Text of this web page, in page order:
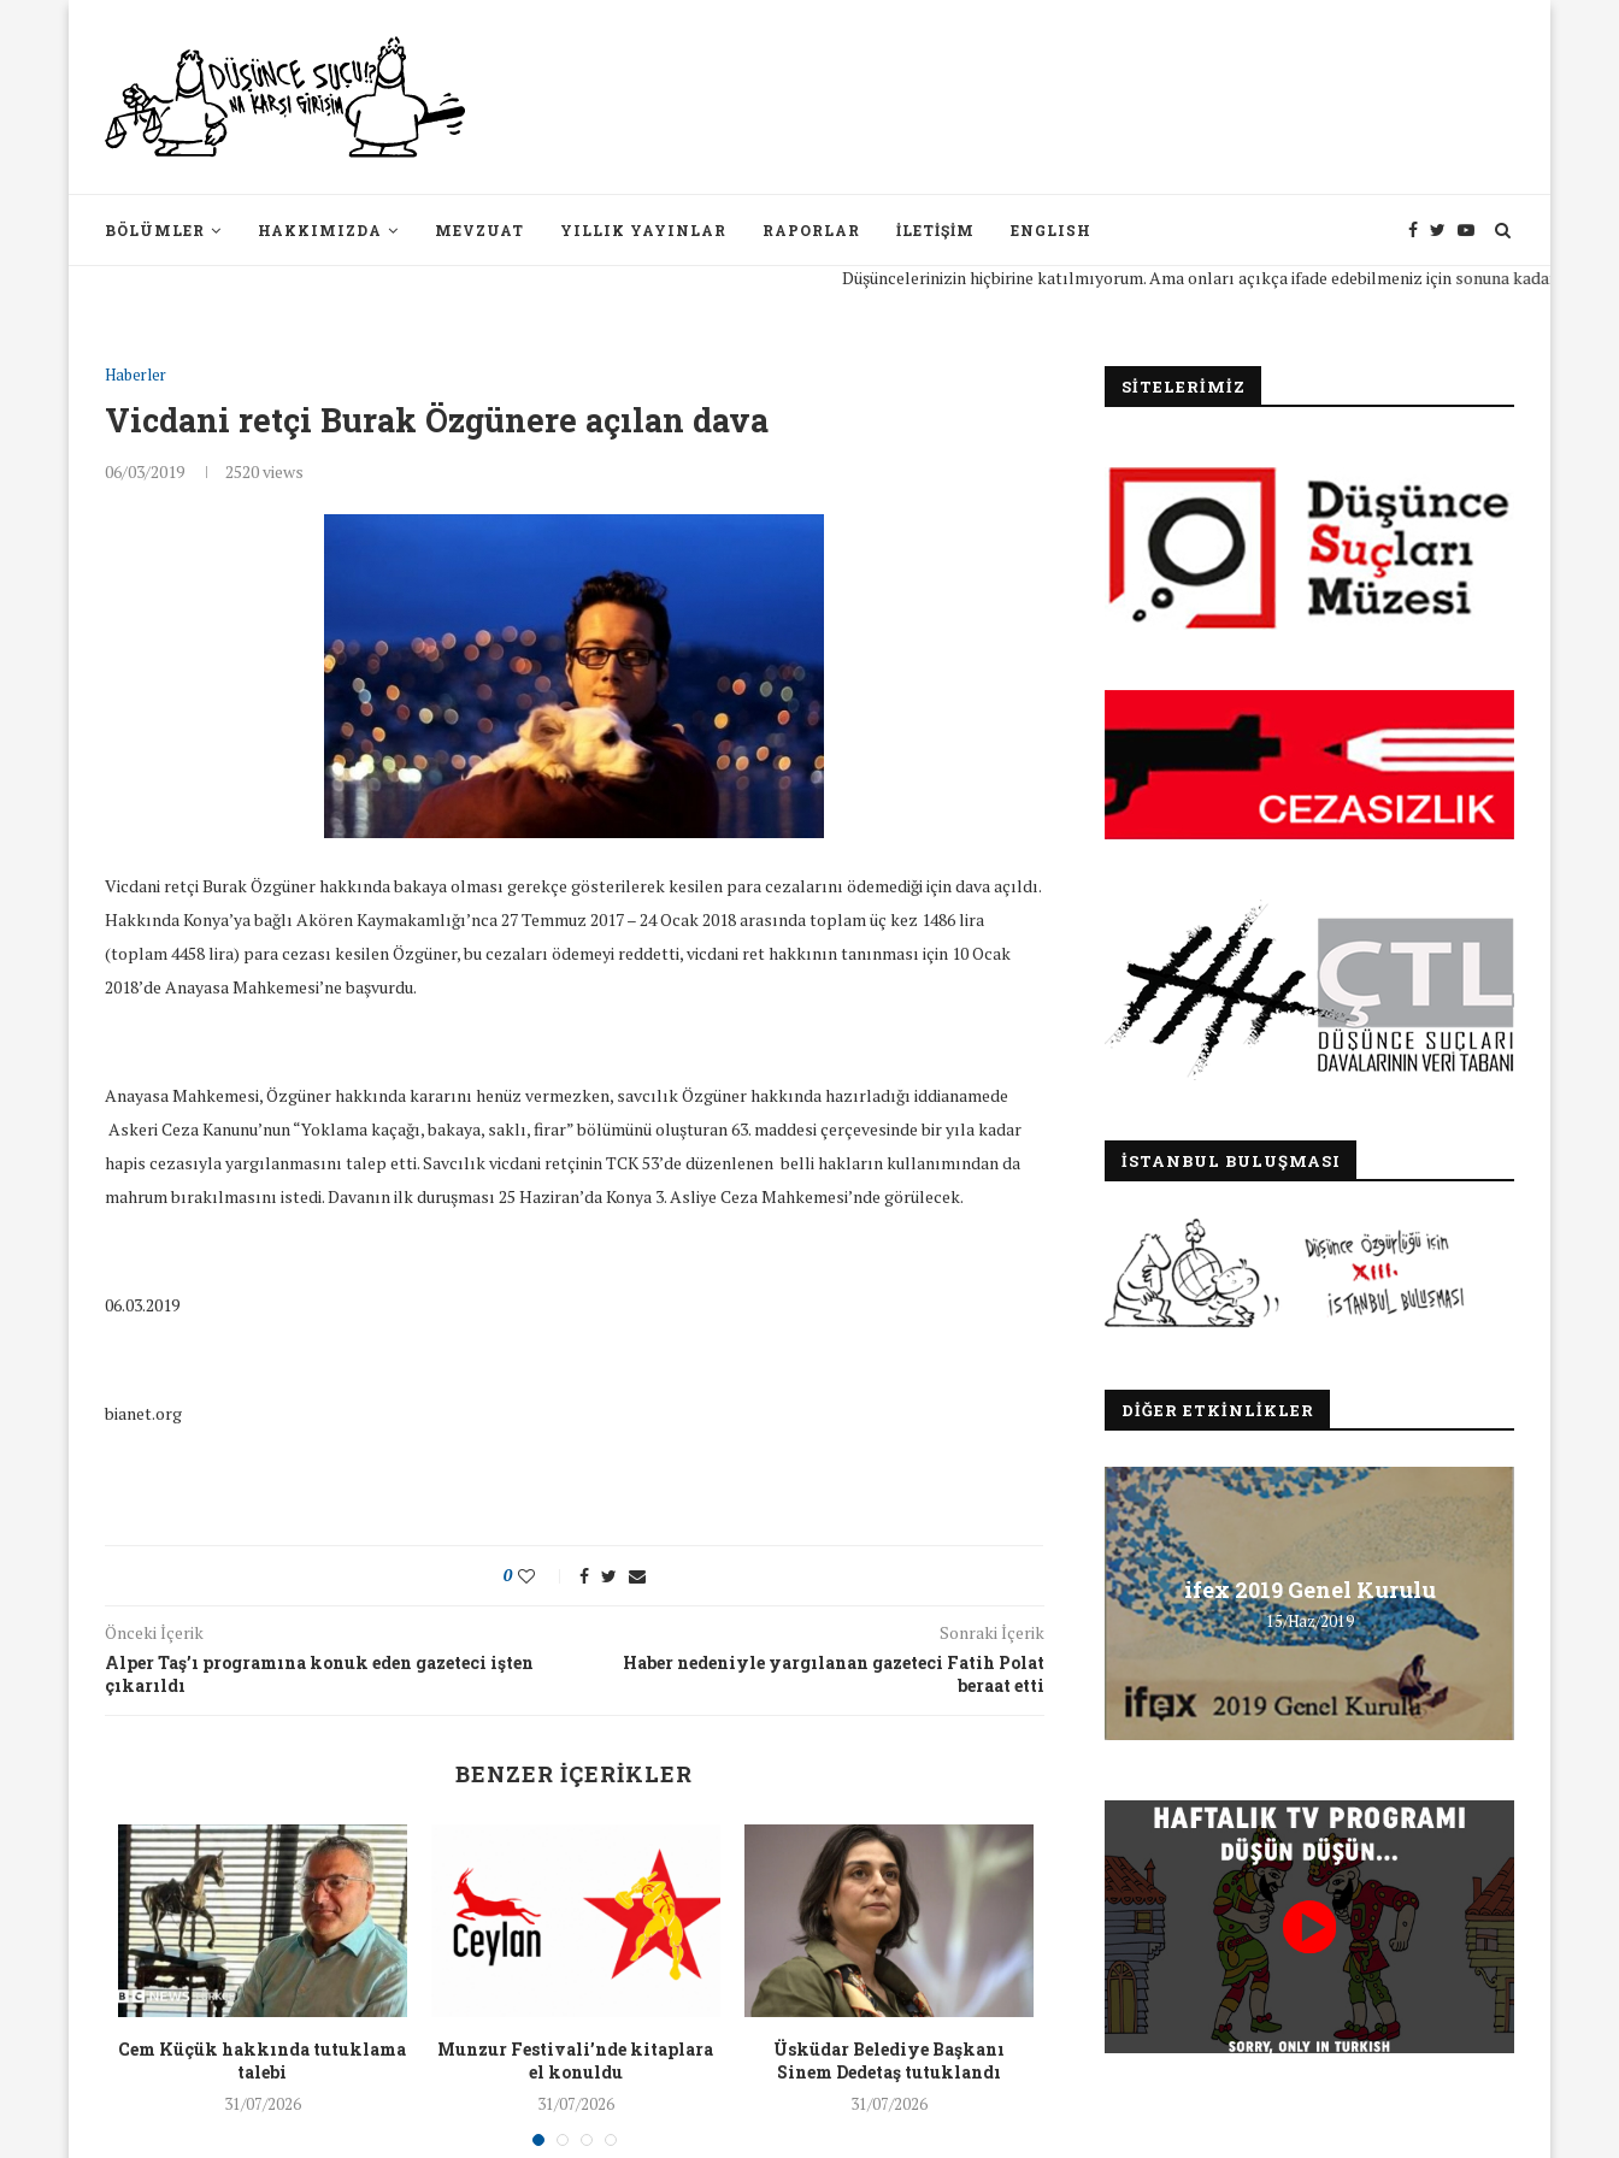
BÖLÜMLER HAKKIMIZDA MEVZUAT YILLIK YAYINLAR RAPORLAR İLETIŞIM ENGLISH
Düşüncelerinizin hiçbirine katılmıyorum. Ama onları açıkça ifade edebilmeniz için sonuna kadar yanınızda
Haberler
Vicdani retçi Burak Özgünere açılan dava
06/03/2019 2520views
Vicdani retçi Burak Özgüner hakkında bakaya olması gerekçe gösterilerek kesilen para cezalarını ödemediği için dava açıldı.
Hakkında Konya’ya bağlı Akören Kaymakamlığı’nca 27 Temmuz 2017 – 24 Ocak 2018 arasında toplam üç kez 1486 lira
(toplam 4458 lira) para cezası kesilen Özgüner, bu cezaları ödemeyi reddetti, vicdani ret hakkının tanınması için 10 Ocak
2018’de Anayasa Mahkemesi’ne başvurdu.
Anayasa Mahkemesi, Özgüner hakkında kararını henüz vermezken, savcılık Özgüner hakkında hazırladığı iddianamede
Askeri Ceza Kanunu’nun “Yoklama kaçağı, bakaya, saklı, firar” bölümünü oluşturan 63. maddesi çerçevesinde bir yıla kadar
hapis cezasıyla yargılanmasını talep etti. Savcılık vicdani retçinin TCK 53’de düzenlenen belli hakların kullanımından da
mahrum bırakılmasını istedi. Davanın ilk duruşması 25 Haziran’da Konya 3. Asliye Ceza Mahkemesi’nde görülecek.
06.03.2019
bianet.org
0
Önceki İçerik
Alper Taş’ı programına konuk eden gazeteci işten
çıkarıldı
Sonraki İçerik
Haber nedeniyle yargılanan gazeteci Fatih Polat
beraat etti
BENZER İÇERIKLER
Cem Küçük hakkında tutuklama
talebi
31/07/2026
Munzur Festivali’nde kitaplara
el konuldu
31/07/2026
Üsküdar Belediye Başkanı
Sinem Dedetaş tutuklandı
31/07/2026
JINNEWS’in Türkçe X hesabına
erişim engeli
30/07/2026
Gazeteci Sema Bingöl ve
SİTELERİMİZ
İSTANBUL BULUŞMASI
DIĞER ETKINLIKLER
16/Nis/2018
Mart Ayında Nefret Söylemi
26/Şub/2018
ifex 2019 Genel Kurulu
15/Haz/2019